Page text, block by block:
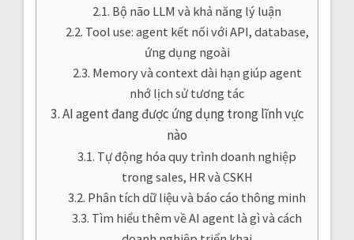
Bộ não LLM và khả năng lý luận
Tool use: agent kết nối với API, database,
ứng dụng ngoài
Memory và context dài hạn giúp agent
nhớ lịch sử tương tác
AI agent đang được ứng dụng trong lĩnh vực
nào
Tự động hóa quy trình doanh nghiệp
trong sales, HR và CSKH
Phân tích dữ liệu và báo cáo thông minh
Tìm hiểu thêm về AI agent là gì và cách